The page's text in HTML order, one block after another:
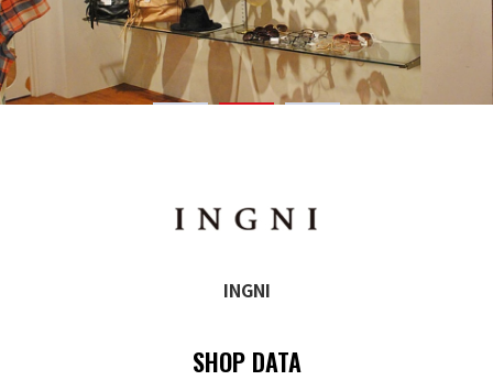
INGNI
SHOP DATA